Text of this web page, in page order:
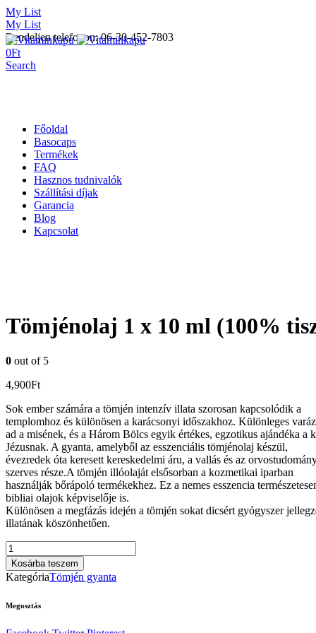
My List
My List
Rendeljen telefonon: 06-30-452-7803
0Ft
Search
Főoldal
Basocaps
Termékek
FAQ
Hasznos tudnivalók
Szállítási díjak
Garancia
Blog
Kapcsolat
Tömjénolaj 1 x 10 ml (100%
0 out of 5
4,900Ft
Sok ember számára a tömjén intenzív illata szorosan kapcsolódik a
templomhoz és különösen a karácsonyi időszakhoz. Különleges
ad a misének, és a Három Bölcs egyik értékes, egzotikus ajándéka a
Jézusnak. A gyanta, amelyből az esszenciális tömjénolaj készül,
évezredek óta keresett kereskedelmi áru, a vallás és az
szerves része.A tömjén illóolaját elsősorban a kozmetikai iparban
használják bőrápoló termékekhez. Ez a nemes esszencia
bibliai olajok képviselője is.
Különösen a megfázás idején a tömjén sokat dicsért gyógyszer
illatának köszönhetően.
Tömjénolaj
1
x
10
(100%
Kosárba teszem
KategóriaTömjén gyanta
Megosztás